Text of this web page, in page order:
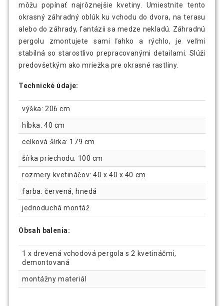
môžu popínať najrôznejšie kvetiny. Umiestnite tento
okrasný záhradný oblúk ku vchodu do dvora, na terasu
alebo do záhrady, fantázii sa medze nekladú. Záhradnú
pergolu zmontujete sami ľahko a rýchlo, je veľmi
stabilná so starostlivo prepracovanými detailami. Slúži
predovšetkým ako mriežka pre okrasné rastliny.
Technické údaje:
výška: 206 cm
hĺbka: 40 cm
celková šírka: 179 cm
šírka priechodu: 100 cm
rozmery kvetináčov: 40 x 40 x 40 cm
farba: červená, hnedá
jednoduchá montáž
Obsah balenia:
1 x drevená vchodová pergola s 2 kvetináčmi,
demontovaná
montážny materiál